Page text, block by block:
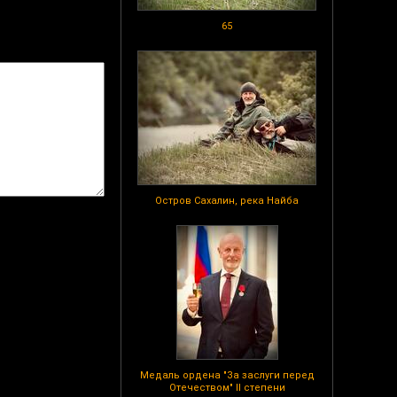
65
Остров Сахалин, река Найба
Медаль ордена "За заслуги перед
Отечеством" II степени